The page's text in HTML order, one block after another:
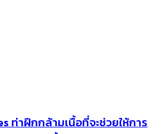
ท่าฝึกกล้ามเนื้อที่จะช่วยให้การ